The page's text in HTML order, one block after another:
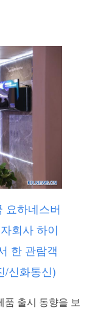
요하네스버
회사 하이
한 관람객
/신화통신)
품 출시 동향을 보